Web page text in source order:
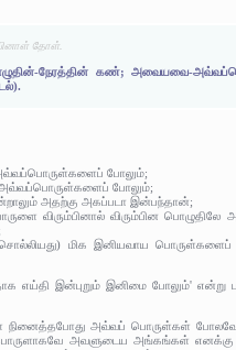
தோள்.
பொழுதின்-நேரத்தின் கண்; அவையவை-
போலும்;
அவ்வப்பொருள்களைப் போலும்;
அதற்கு அகப்படா இன்பந்தான்;
விரும்பினால் விரும்பின
சொல்லியது) மிக இனியவாய
எய்தி இன்புறும் இனிமை போலும்'
நினைத்தபோது அவ்வப் பொருள்கள்
அவளுடைய அங்கங்கள் எனக்கு